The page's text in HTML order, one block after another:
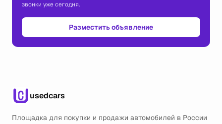
звонки уже сегодня.
Разместить объявление
usedcars
Площадка для покупки и продажи автомобилей в России